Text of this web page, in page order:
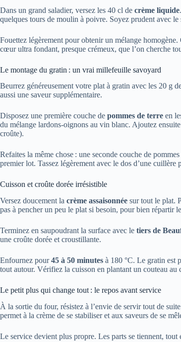
Dans un grand saladier, versez les 40 cl de crème liquide
quelques tours de moulin à poivre. Soyez prudent avec
Fouettez légèrement pour obtenir un mélange
cœur ultra fondant, presque crémeux, que l’on cherche
Le montage du gratin : un vrai millefeuille savoyard
Beurrez généreusement votre plat à gratin avec les 20 g
aussi une saveur supplémentaire.
Disposez une première couche de pommes de terre en
du mélange lardons-oignons au vin blanc. Ajoutez
croûte).
Refaites la même chose : une seconde couche de
premier lot. Tassez légèrement avec le dos d’une cuillère
Cuisson et croûte dorée irrésistible
Versez doucement la crème assaisonnée sur tout le plat.
pas à pencher un peu le plat si besoin, pour bien répartir
Terminez en saupoudrant la surface avec le tiers de
une croûte dorée et croustillante.
Enfournez pour45 à 50 minutes à 180 °C. Le gratin est
tout autour. Vérifiez la cuisson en plantant un couteau au
Le petit plus qui change tout : le repos avant service
À la sortie du four, résistez à l’envie de servir tout de
permet à la crème de se stabiliser et aux saveurs de se
Le service devient plus propre. Les parts se tiennent,